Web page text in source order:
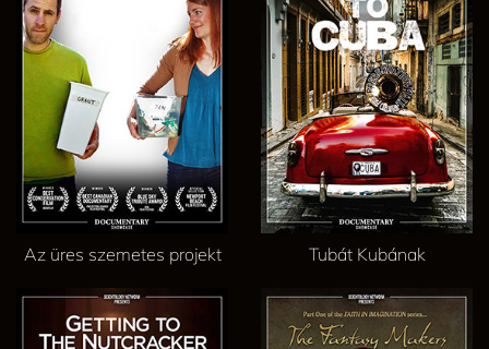
Az üres szemetes projekt Tubát Kubának